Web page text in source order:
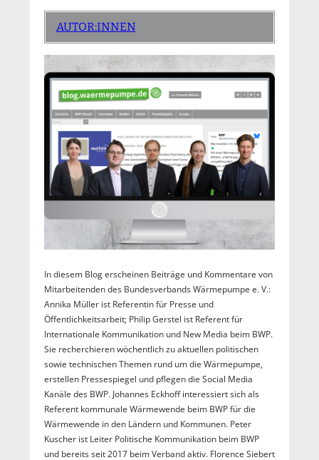
AUTOR:INNEN
In diesem Blog erscheinen Beiträge und Kommentare von
Mitarbeitenden des Bundesverbands Wärmepumpe e. V.:
Annika Müller ist Referentin für Presse und
Öffentlichkeitsarbeit; Philip Gerstel ist Referent für
Internationale Kommunikation und New Media beim BWP.
Sie recherchieren wöchentlich zu aktuellen politischen
sowie technischen Themen rund um die Wärmepumpe,
erstellen Pressespiegel und pflegen die Social Media
Kanäle des BWP. Johannes Eckhoff interessiert sich als
Referent kommunale Wärmewende beim BWP für die
Wärmewende in den Ländern und Kommunen. Peter
Kuscher ist Leiter Politische Kommunikation beim BWP
und bereits seit 2017 beim Verband aktiv. Florence Siebert